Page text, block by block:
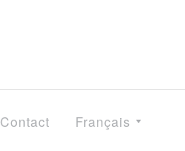
Contact Français